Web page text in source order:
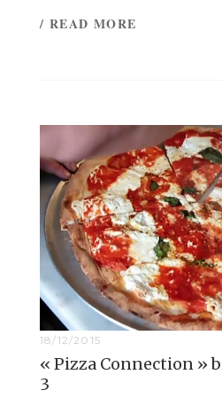
/ READ MORE
18/12/2015
« Pizza Connection »
3